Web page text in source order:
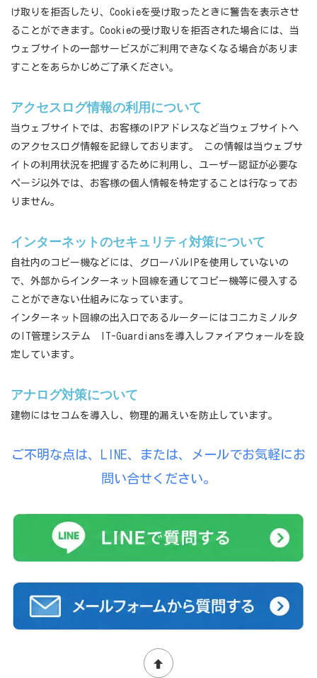
け取りを拒否したり、Cookieを受け取ったときに警告を表示させ
ることができます。Cookieの受け取りを拒否された場合には、当
ウェブサイトの一部サービスがご利用できなくなる場合がありま
すことをあらかじめご了承ください。
アクセスログ情報の利用について
当ウェブサイトでは、お客様のIPアドレスなど当ウェブサイトへ
のアクセスログ情報を記録しております。 この情報は当ウェブサ
イトの利用状況を把握するために利用し、ユーザー認証が必要な
ページ以外では、お客様の個人情報を特定することは行なってお
りません。
インターネットのセキュリティ対策について
自社内のコピー機などには、グローバルIPを使用していないの
で、外部からインターネット回線を通じてコピー機等に侵入する
ことができない仕組みになっています。
インターネット回線の出入口であるルーターにはコニカミノルタ
のIT管理システム IT-Guardiansを導入しファイアウォールを設
定しています。
アナログ対策について
建物にはセコムを導入し、物理的漏えいを防止しています。
ご不明な点は、LINE、または、メールでお気軽にお
問い合せください。